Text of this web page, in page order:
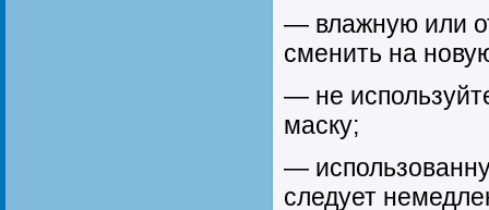
— влажную или
сменить на
— не
маску;
—
следует